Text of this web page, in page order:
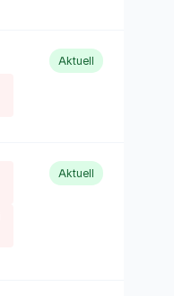
Aktuell
Aktuell